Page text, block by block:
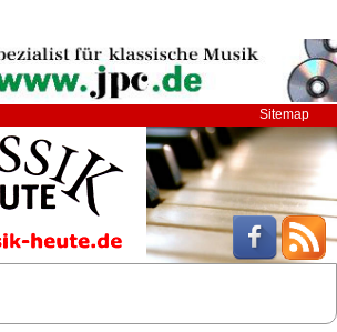
Sitemap